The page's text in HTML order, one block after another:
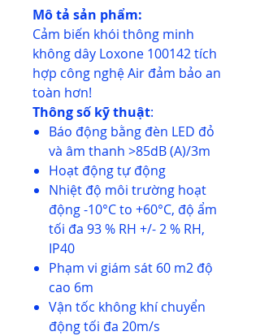
Mô tả sản phẩm:
Cảm biến khói thông minh
không dây Loxone 100142 tích
hợp công nghệ Air đảm bảo an
toàn hơn!
Thông số kỹ thuật:
Báo động bằng đèn LED đỏ
và âm thanh >85dB (A)/3m
Hoạt động tự động
Nhiệt độ môi trường hoạt
động -10°C to +60°C, độ ẩm
tối đa 93 % RH +/- 2 % RH,
IP40
Phạm vi giám sát 60 m2 độ
cao 6m
Vận tốc không khí chuyển
động tối đa 20m/s